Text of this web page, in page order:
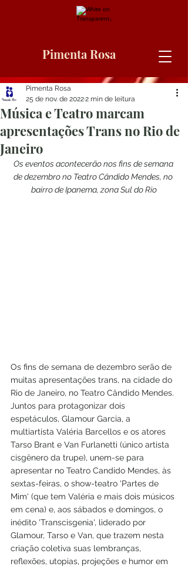
Pimenta Rosa
Música e Teatro marcam
apresentações Trans no Rio de
Janeiro
Pimenta Rosa
25 de nov. de 20222 min de leitura
Os eventos acontecerão nos fins de semana
de dezembro no Teatro Cândido Mendes, no
bairro de Ipanema, zona Sul do Rio
Os fins de semana de dezembro serão de
muitas apresentações trans, na cidade do
Rio de Janeiro, no Teatro Cândido Mendes.
Juntos para protagonizar dois
espetáculos, Glamour Garcia, a
multiartista Valéria Barcellos e os atores
Tarso Brant e Van Furlanetti (único artista
cisgênero da trupe), unem-se para
apresentar no Teatro Candido Mendes, às
sextas-feiras, o show-teatro 'Partes de
Mim' (que tem Valéria e mais dois músicos
em cena) e, aos sábados e domingos, o
inédito 'Transcisgenia', liderado por
Glamour, Tarso e Van, que trazem nesta
criação coletiva suas lembranças,
reflexões, utopias, projeções e humor em